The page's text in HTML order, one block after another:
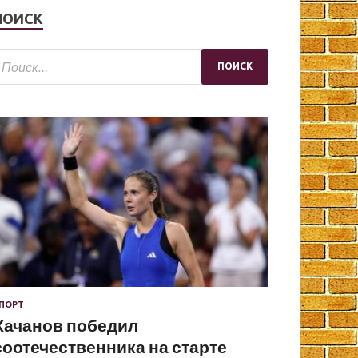
победил
на старте